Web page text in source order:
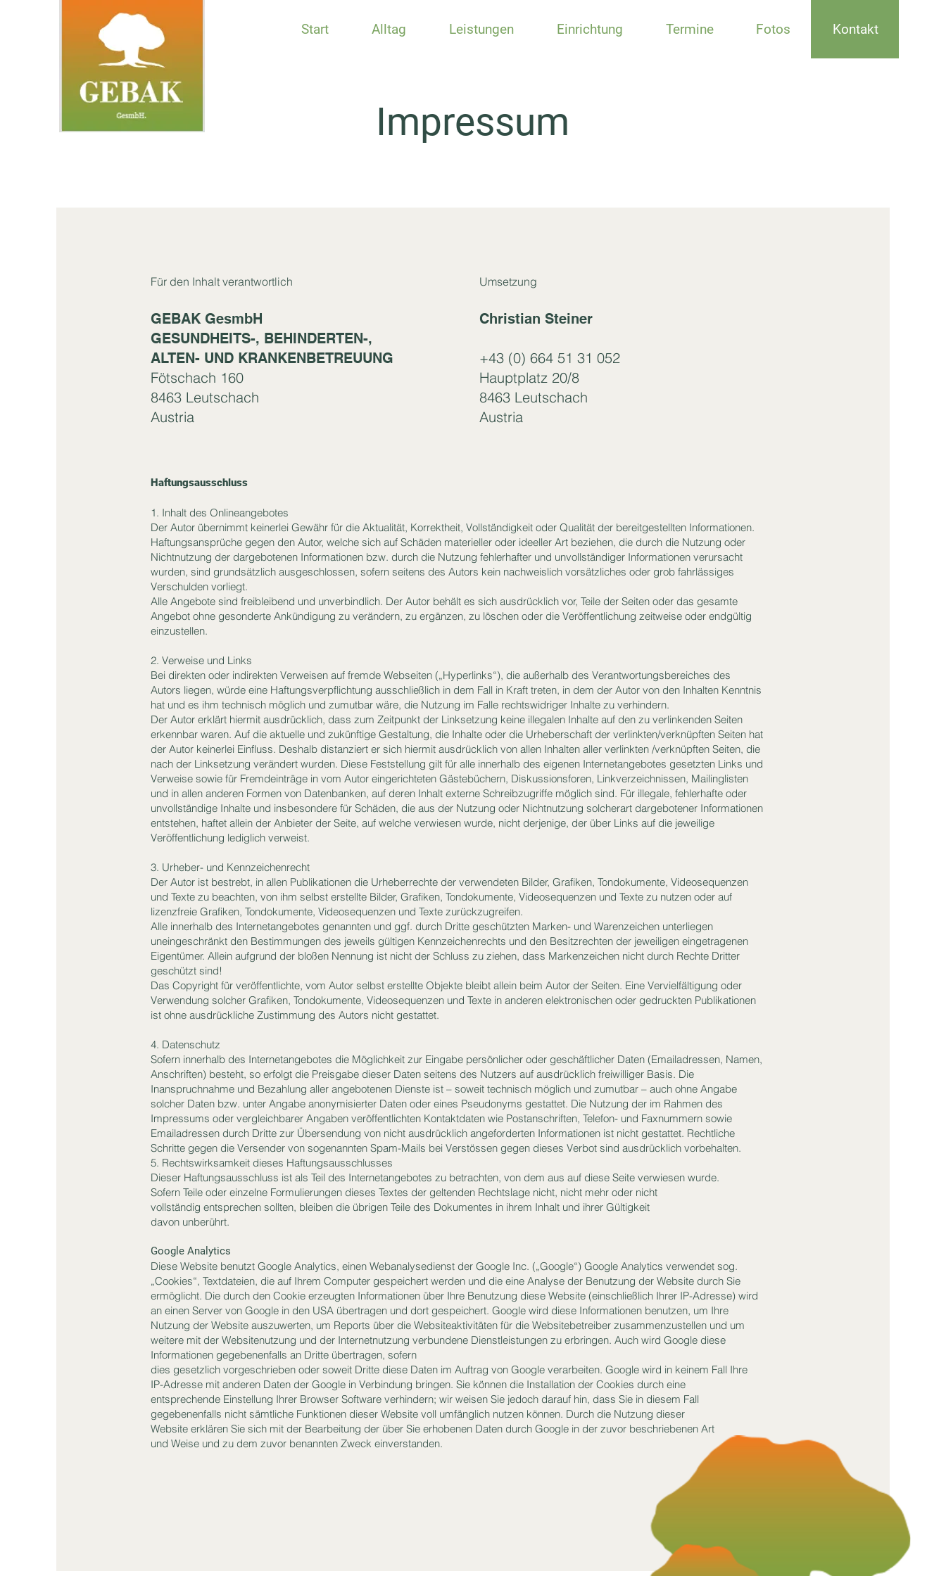
Start Alltag Leistungen Einrichtung Termine Fotos Kontakt
Impressum
Für den Inhalt verantwortlich
GEBAKGesmbH
GESUNDHEITS-, BEHINDERTEN-,
ALTEN- UND KRANKENBETREUUNG
Fötschach 160
8463 Leutschach
Austria
Umsetzung
Christian Steiner
+43 (0) 664 51 31 052
Hauptplatz 20/8
8463 Leutschach
Austria
Haftungsausschluss
1. Inhalt des Onlineangebotes
Der Autor übernimmt keinerlei Gewähr für die Aktualität, Korrektheit, Vollständigkeit oder Qualität der bereitgestellten Informationen.
Haftungsansprüche gegen den Autor, welche sich auf Schäden materieller oder ideeller Art beziehen, die durch die Nutzung oder
Nichtnutzung der dargebotenen Informationen bzw. durch die Nutzung fehlerhafter und unvollständiger Informationen verursacht
wurden, sind grundsätzlich ausgeschlossen, sofern seitens des Autors kein nachweislich vorsätzliches oder grob fahrlässiges
Verschulden vorliegt.
Alle Angebote sind freibleibend und unverbindlich. Der Autor behält es sich ausdrücklich vor, Teile der Seiten oder das gesamte
Angebot ohne gesonderte Ankündigung zu verändern, zu ergänzen, zu löschen oder die Veröffentlichung zeitweise oder endgültig
einzustellen.
2. Verweise und Links
Bei direkten oder indirekten Verweisen auf fremde Webseiten („Hyperlinks“), die außerhalb des Verantwortungsbereiches des
Autors liegen, würde eine Haftungsverpflichtung ausschließlich in dem Fall in Kraft treten, in dem der Autor von den Inhalten Kenntnis
hat und es ihm technisch möglich und zumutbar wäre, die Nutzung im Falle rechtswidriger Inhalte zu verhindern.
Der Autor erklärt hiermit ausdrücklich, dass zum Zeitpunkt der Linksetzung keine illegalen Inhalte auf den zu verlinkenden Seiten
erkennbar waren. Auf die aktuelle und zukünftige Gestaltung, die Inhalte oder die Urheberschaft der verlinkten/verknüpften Seiten hat
der Autor keinerlei Einfluss. Deshalb distanziert er sich hiermit ausdrücklich von allen Inhalten aller verlinkten /verknüpften Seiten, die
nach der Linksetzung verändert wurden. Diese Feststellung gilt für alle innerhalb des eigenen Internetangebotes gesetzten Links und
Verweise sowie für Fremdeinträge in vom Autor eingerichteten Gästebüchern, Diskussionsforen, Linkverzeichnissen, Mailinglisten
und in allen anderen Formen von Datenbanken, auf deren Inhalt externe Schreibzugriffe möglich sind. Für illegale, fehlerhafte oder
unvollständige Inhalte und insbesondere für Schäden, die aus der Nutzung oder Nichtnutzung solcherart dargebotener Informationen
entstehen, haftet allein der Anbieter der Seite, auf welche verwiesen wurde, nicht derjenige, der über Links auf die jeweilige
Veröffentlichung lediglich verweist.
3. Urheber- und Kennzeichenrecht
Der Autor ist bestrebt, in allen Publikationen die Urheberrechte der verwendeten Bilder, Grafiken, Tondokumente, Videosequenzen
und Texte zu beachten, von ihm selbst erstellte Bilder, Grafiken, Tondokumente, Videosequenzen und Texte zu nutzen oder auf
lizenzfreie Grafiken, Tondokumente, Videosequenzen und Texte zurückzugreifen.
Alle innerhalb des Internetangebotes genannten und ggf. durch Dritte geschützten Marken- und Warenzeichen unterliegen
uneingeschränkt den Bestimmungen des jeweils gültigen Kennzeichenrechts und den Besitzrechten der jeweiligen eingetragenen
Eigentümer. Allein aufgrund der bloßen Nennung ist nicht der Schluss zu ziehen, dass Markenzeichen nicht durch Rechte Dritter
geschützt sind!
Das Copyright für veröffentlichte, vom Autor selbst erstellte Objekte bleibt allein beim Autor der Seiten. Eine Vervielfältigung oder
Verwendung solcher Grafiken, Tondokumente, Videosequenzen und Texte in anderen elektronischen oder gedruckten Publikationen
ist ohne ausdrückliche Zustimmung des Autors nicht gestattet.
4. Datenschutz
Sofern innerhalb des Internetangebotes die Möglichkeit zur Eingabe persönlicher oder geschäftlicher Daten (Emailadressen, Namen,
Anschriften) besteht, so erfolgt die Preisgabe dieser Daten seitens des Nutzers auf ausdrücklich freiwilliger Basis. Die
Inanspruchnahme und Bezahlung aller angebotenen Dienste ist – soweit technisch möglich und zumutbar – auch ohne Angabe
solcher Daten bzw. unter Angabe anonymisierter Daten oder eines Pseudonyms gestattet. Die Nutzung der im Rahmen des
Impressums oder vergleichbarer Angaben veröffentlichten Kontaktdaten wie Postanschriften, Telefon- und Faxnummern sowie
Emailadressen durch Dritte zur Übersendung von nicht ausdrücklich angeforderten Informationen ist nicht gestattet. Rechtliche
Schritte gegen die Versender von sogenannten Spam-Mails bei Verstössen gegen dieses Verbot sind ausdrücklich vorbehalten.
5. Rechtswirksamkeit dieses Haftungsausschlusses
Dieser Haftungsausschluss ist als Teil des Internetangebotes zu betrachten, von dem aus auf diese Seite verwiesen wurde.
Sofern Teile oder einzelne Formulierungen dieses Textes der geltenden Rechtslage nicht, nicht mehr oder nicht
vollständig entsprechen sollten, bleiben die übrigen Teile des Dokumentes in ihrem Inhalt und ihrer Gültigkeit
davon unberührt.
Google Analytics
Diese Website benutzt Google Analytics, einen Webanalysedienst der Google Inc. („Google“) Google Analytics verwendet sog.
„Cookies“, Textdateien, die auf Ihrem Computer gespeichert werden und die eine Analyse der Benutzung der Website durch Sie
ermöglicht. Die durch den Cookie erzeugten Informationen über Ihre Benutzung diese Website (einschließlich Ihrer IP-Adresse) wird
an einen Server von Google in den USA übertragen und dort gespeichert. Google wird diese Informationen benutzen, um Ihre
Nutzung der Website auszuwerten, um Reports über die Websiteaktivitäten für die Websitebetreiber zusammenzustellen und um
weitere mit der Websitenutzung und der Internetnutzung verbundene Dienstleistungen zu erbringen. Auch wird Google diese
Informationen gegebenenfalls an Dritte übertragen, sofern
dies gesetzlich vorgeschrieben oder soweit Dritte diese Daten im Auftrag von Google verarbeiten. Google wird in keinem Fall Ihre
IP-Adresse mit anderen Daten der Google in Verbindung bringen. Sie können die Installation der Cookies durch eine
entsprechende Einstellung Ihrer Browser Software verhindern; wir weisen Sie jedoch darauf hin, dass Sie in diesem Fall
gegebenenfalls nicht sämtliche Funktionen dieser Website voll umfänglich nutzen können. Durch die Nutzung dieser
Website erklären Sie sich mit der Bearbeitung der über Sie erhobenen Daten durch Google in der zuvor beschriebenen Art
und Weise und zu dem zuvor benannten Zweck einverstanden.